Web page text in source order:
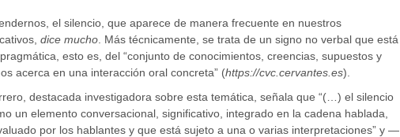
el silencio, que aparece de manera frecuente en nuestros
dice mucho. Más técnicamente, se trata de un signo no verbal que está
esto es, del “conjunto de conocimientos, creencias, supuestos y
acerca en una interacción oral concreta” (https://cvc.cervantes.es).
destacada investigadora sobre esta temática, señala que “(…) el silencio
un elemento conversacional, significativo, integrado en la cadena hablada,
por los hablantes y que está sujeto a una o varias interpretaciones” y —